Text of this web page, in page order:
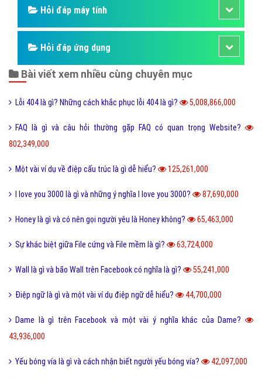
Hỏi đáp động vật
Hỏi đáp thực vật
Hỏi đáp phần mềm hay
Kỹ năng công việc
Làm như thế nào
Hỏi đáp máy tính
Bài viết xem nhiều cùng chuyên mục